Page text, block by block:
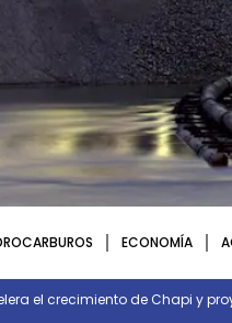
ECONOMÍA
el crecimiento de Chapi y